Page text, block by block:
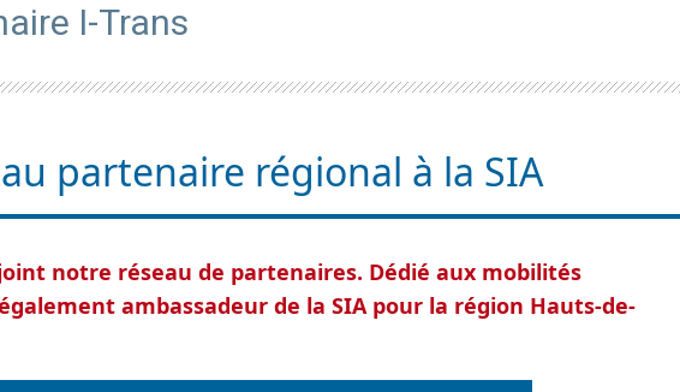
I-Trans
partenaire régional à la SIA
notre réseau de partenaires. Dédié aux mobilités
ambassadeur de la SIA pour la région Hauts-de-